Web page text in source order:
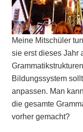
Meine Mitschüler
sie erst dieses Jahr
Bildungssystem
anpassen. Man
die gesamte
vorher gemacht?